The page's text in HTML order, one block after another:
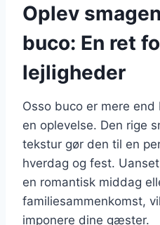
Oplev
buco: En ret
lejligheder
Osso buco er mere
en oplevelse. Den rige
tekstur gør den til en
hverdag og fest.
en romantisk middag
familiesammenkomst,
imponere dine gæster.